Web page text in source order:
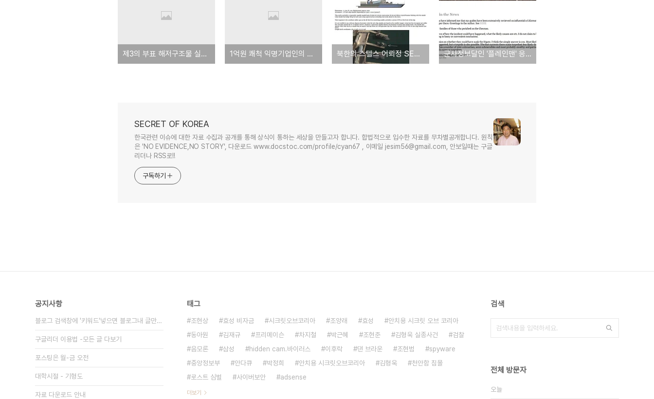
제3의 부표 해저구조물 실체 규명 시급 1억원 쾌척 익명기업인의 편지 - '천안함 영웅'에 가슴 뭉클 북한의 스텔스 어뢰정 SES :플레인맨 '북한 스텔스 기술 이미 보유' 군사정보달인 '플레인맨' 응답하다 - '북한 공격장비 갖추고 있지만 예단은 막아야'
SECRET OF KOREA
한국관련 이슈에 대한 자료 수집과 공개를 통해 상식이 통하는 세상을 만들고자 합니다. 합법적으로 입수한 자료를 무차별공개합니다. 원칙
은 'NO EVIDENCE,NO STORY', 다운로드 www.docstoc.com/profile/cyan67 , 이메일 jesim56@gmail.com, 안보일때는 구글
리더나 RSS로!!
구독하기
공지사항
블로그 검색창에 '키워드'넣으면 블로그내 글만 검색
구글리더 이용법 -모든 글 다보기
포스팅은 월-금 오전
대학시절 - 기형도
자료 다운로드 안내
태그
조현상 효성 비자금 시크릿오브코리아 조양래 효성
안치용 시크릿 오브 코리아
동아원
김재규 프리메이슨 차지철 박근혜 조현준 김형욱 실종사건
검찰
음모론
삼성 hidden cam.바이러스 이후락 댄 브라운 조현범
spyware
중앙정보부
안다큐 박정희 안치용 시크릿오브코리아 김형욱
천안함 침몰
로스트 심벌
사이버보안 adsense
더보기
검색
전체 방문자
오늘